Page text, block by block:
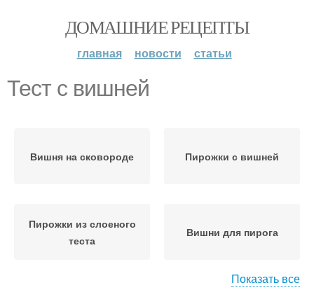
ДОМАШНИЕ РЕЦЕПТЫ
главная новости статьи
Тест с вишней
Вишня на сковороде Пирожки с вишней
Пирожки из слоеного
теста
Вишни для пирога
Показать все